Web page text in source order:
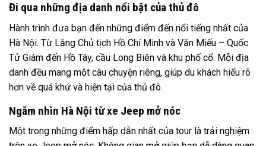
Đi qua những địa danh nổi bật của thủ đô
Hành trình đưa bạn đến những điểm đến nổi tiếng nhất của
Hà Nội. Từ Lăng Chủ tịch Hồ Chí Minh và Văn Miếu – Quốc
Tử Giám đến Hồ Tây, cầu Long Biên và khu phố cổ. Mỗi địa
danh đều mang một câu chuyện riêng, giúp du khách hiểu rõ
hơn về quá khứ và hiện tại của thủ đô.
Ngắm nhìn Hà Nội từ xe Jeep mở nóc
Một trong những điểm hấp dẫn nhất của tour là trải nghiệm